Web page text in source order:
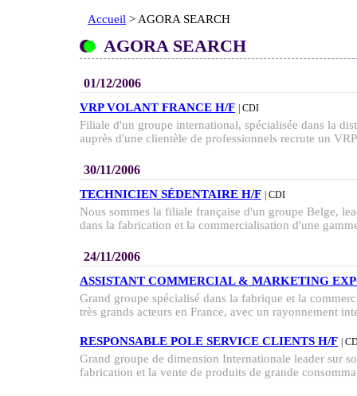
Accueil > AGORA SEARCH
AGORA SEARCH
01/12/2006
VRP VOLANT FRANCE H/F | CDI
Filiale d'un groupe international, spécialisée dans la
auprès d'une clientèle de professionnels recrute un
30/11/2006
TECHNICIEN SÉDENTAIRE H/F | CDI
Nous sommes la filiale française d'un groupe Belge,
dans la fabrication et la commercialisation d'une
24/11/2006
ASSISTANT COMMERCIAL & MARKETING
Grand groupe spécialisé dans la fabrique et la
très grands acteurs en France, avec un rayonnement
RESPONSABLE POLE SERVICE CLIENTS H/F |
Grand groupe de dimension Internationale leader sur
fabrication et la vente de produits de grande